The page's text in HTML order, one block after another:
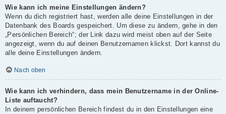
Wie kann ich meine Einstellungen ändern?
Wenn du dich registriert hast, werden alle deine Einstellungen in der
Datenbank des Boards gespeichert. Um diese zu ändern, gehe in den
„Persönlichen Bereich“; der Link dazu wird meist oben auf der Seite
angezeigt, wenn du auf deinen Benutzernamen klickst. Dort kannst du
alle deine Einstellungen ändern.
Nach oben
Wie kann ich verhindern, dass mein Benutzername in der Online-
Liste auftaucht?
In deinem persönlichen Bereich findest du in den Einstellungen eine